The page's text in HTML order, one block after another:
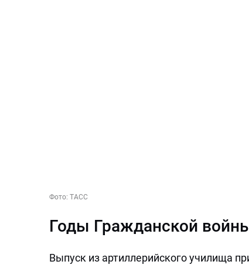
Фото: ТАСС
Годы Гражданской
Выпуск из артиллерийского училища